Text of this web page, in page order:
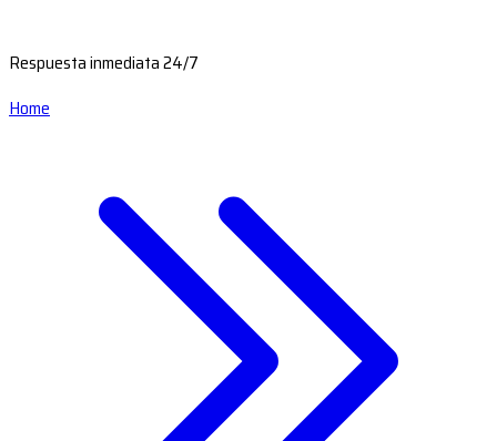
Respuesta inmediata 24/7
Home